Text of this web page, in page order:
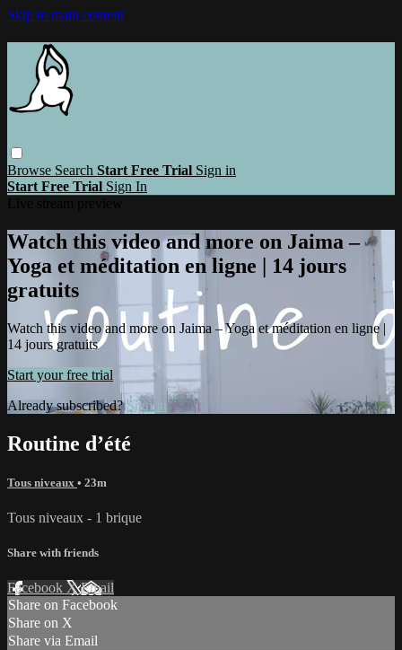
Skip to main content
Browse Search Start Free Trial Sign in
Start Free Trial Sign In
Watch this video and more on Jaima –
Yoga et méditation en ligne | 14 jours
gratuits
Watch this video and more on Jaima – Yoga et méditation en ligne |
14 jours gratuits
Start your free trial
Already subscribed?Sign in
Routine d’été
Tous niveaux • 23m
Tous niveaux - 1 brique
Share with friends
Facebook XEmail
Share on Facebook
Share on X
Share via Email